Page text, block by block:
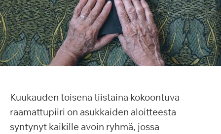
Kuukauden toisena tiistaina kokoontuva
raamattupiiri on asukkaiden aloitteesta
syntynyt kaikille avoin ryhmä, jossa